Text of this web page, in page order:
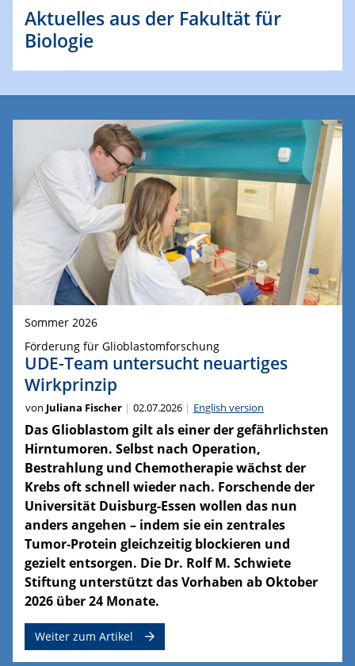
Aktuelles aus der Fakultät für
Biologie
Sommer 2026
Förderung für Glioblastomforschung
UDE-Team untersucht neuartiges
Wirkprinzip
von Juliana Fischer 02.07.2026 English version
Das Glioblastom gilt als einer der gefährlichsten
Hirntumoren. Selbst nach Operation,
Bestrahlung und Chemotherapie wächst der
Krebs oft schnell wieder nach. Forschende der
Universität Duisburg-Essen wollen das nun
anders angehen – indem sie ein zentrales
Tumor-Protein gleichzeitig blockieren und
gezielt entsorgen. Die Dr. Rolf M. Schwiete
Stiftung unterstützt das Vorhaben ab Oktober
2026 über 24 Monate.
Weiter zum Artikel